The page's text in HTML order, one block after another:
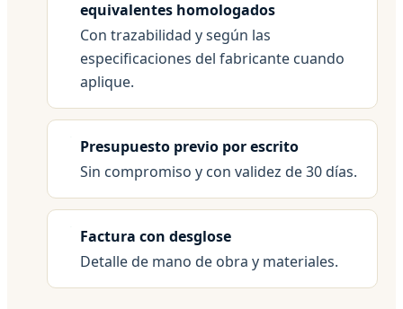
equivalentes homologados
Con trazabilidad y según las
especificaciones del fabricante cuando
aplique.
Presupuesto previo por escrito
Sin compromiso y con validez de 30 días.
Factura con desglose
Detalle de mano de obra y materiales.